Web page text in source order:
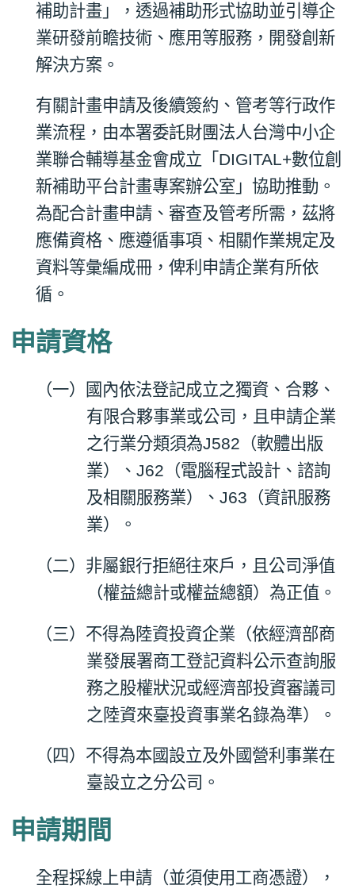
補助計畫」，透過補助形式協助並引導企
業研發前瞻技術、應用等服務，開發創新
解決方案。
有關計畫申請及後續簽約、管考等行政作
業流程，由本署委託財團法人台灣中小企
業聯合輔導基金會成立「 DIGITAL+數位創
新補助平台計畫專案辦公室」協助推動。
為配合計畫申請、審查及管考所需，茲將
應備資格、應遵循事項、相關作業規定及
資料等彙編成冊，俾利申請企業有所依
循。
申請資格
（一）國內依法登記成立之獨資、合夥、
有限合夥事業或公司，且申請企業
之行業分類須為J582 （軟體出版
業）、J62 （電腦程式設計、諮詢
及相關服務業）、J63 （資訊服務
業）。
（二）非屬銀行拒絕往來戶，且公司淨值
（權益總計或權益總額）為正值。
（三）不得為陸資投資企業（依經濟部商
業發展署商工登記資料公示查詢服
務之股權狀況或經濟部投資審議司
之陸資來臺投資事業名錄為準）。
（四）不得為本國設立及外國營利事業在
臺設立之分公司。
申請期間
全程採線上申請（並須使用工商憑證），